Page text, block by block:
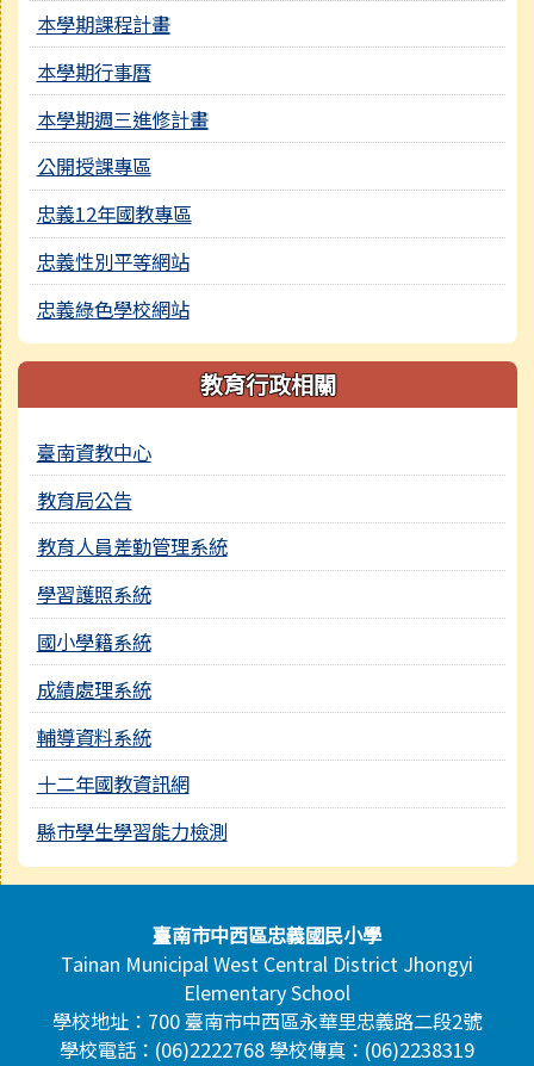
本學期課程計畫
本學期行事曆
本學期週三進修計畫
公開授課專區
忠義12年國教專區
忠義性別平等網站
忠義綠色學校網站
教育行政相關
臺南資教中心
教育局公告
教育人員差勤管理系統
學習護照系統
國小學籍系統
成績處理系統
輔導資料系統
十二年國教資訊網
縣市學生學習能力檢測
頁尾區域內容臺南市中西區忠義國民小學
Tainan Municipal West Central District Jhongyi
Elementary School
學校地址：700 臺南市中西區永華里忠義路二段2號
學校電話：(06)2222768 學校傳真：(06)2238319